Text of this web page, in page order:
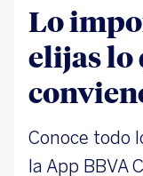
Lo
elijas lo
Conoce todo
la App BBVA